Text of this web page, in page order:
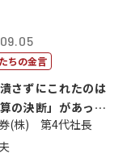
ちの金言
さずにこれたのは
算の決断」があった
(株) 第4代社長